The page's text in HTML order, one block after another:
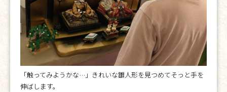
「触ってみようかな…」きれいな雛人形を見つめてそっと手を
伸ばします。